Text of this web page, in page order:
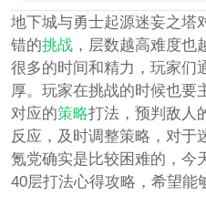
地下城与勇士起源迷妄之塔
错的挑战，层数越高难度也
很多的时间和精力，玩家们
厚。玩家在挑战的时候也要
对应的策略打法，预判敌人
反应，及时调整策略，对于
氪党确实是比较困难的，今
40层打法心得攻略，希望能